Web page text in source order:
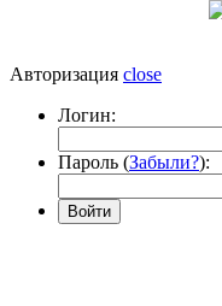
Авторизация close
Логин:
Пароль (Забыли?):
Войти